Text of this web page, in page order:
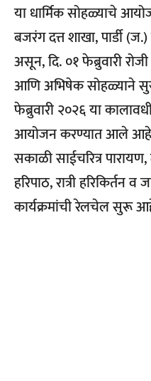
या धार्मिक सोहळ्याचे
बजरंग दत्त शाखा, पार्डी
असून, दि. ०१ फेब्रुवारी
आणि अभिषेक सोहळ्याने
फेब्रुवारी २०२६ या
आयोजन करण्यात आले आहे.
सकाळी साईचरित्र
हरिपाठ, रात्री हरिकिर्तन
कार्यक्रमांची रेलचेल सुरू